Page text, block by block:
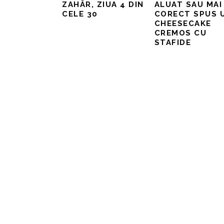
ZAHĂR, ZIUA 4 DIN
CELE 30
ALUAT SAU MAI
CORECT SPUS
CHEESECAKE
CREMOS CU
STAFIDE